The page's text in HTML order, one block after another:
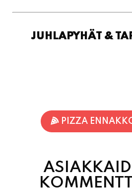
JUHLAPYHÄT &
PIZZA